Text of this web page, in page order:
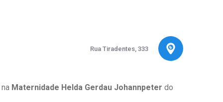
Pesquisa Hospital Moinhos de Vento
Pronto Atendimento Digital
Rua Tiradentes, 333
Maternidade Helda Gerdau Johannpeter do